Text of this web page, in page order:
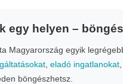
egy helyen –
Magyarország egyik
eladó ingatlanokat
böngészhetsz.